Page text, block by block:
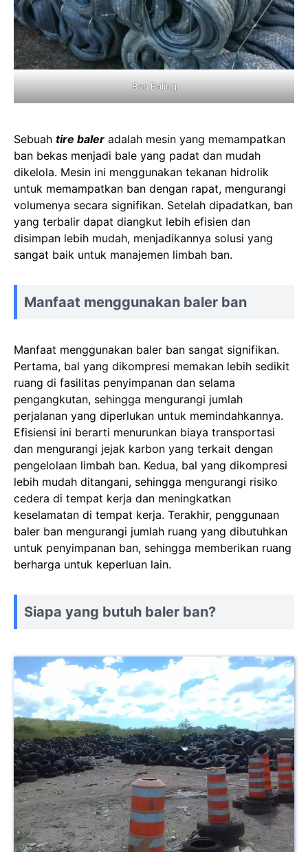
Ban Baling
Sebuah tire baler adalah mesin yang memampatkan
ban bekas menjadi bale yang padat dan mudah
dikelola. Mesin ini menggunakan tekanan hidrolik
untuk memampatkan ban dengan rapat, mengurangi
volumenya secara signifikan. Setelah dipadatkan, ban
yang terbalir dapat diangkut lebih efisien dan
disimpan lebih mudah, menjadikannya solusi yang
sangat baik untuk manajemen limbah ban.
Manfaat menggunakan baler ban
Manfaat menggunakan baler ban sangat signifikan.
Pertama, bal yang dikompresi memakan lebih sedikit
ruang di fasilitas penyimpanan dan selama
pengangkutan, sehingga mengurangi jumlah
perjalanan yang diperlukan untuk memindahkannya.
Efisiensi ini berarti menurunkan biaya transportasi
dan mengurangi jejak karbon yang terkait dengan
pengelolaan limbah ban. Kedua, bal yang dikompresi
lebih mudah ditangani, sehingga mengurangi risiko
cedera di tempat kerja dan meningkatkan
keselamatan di tempat kerja. Terakhir, penggunaan
baler ban mengurangi jumlah ruang yang dibutuhkan
untuk penyimpanan ban, sehingga memberikan ruang
berharga untuk keperluan lain.
Siapa yang butuh baler ban?